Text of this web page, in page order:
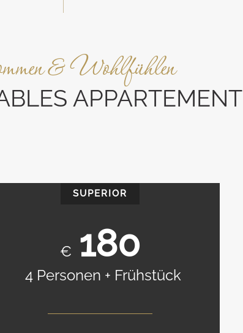
& Wohlfühlen
APPARTEMENT
SUPERIOR
€ 180
4 Personen + Frühstück